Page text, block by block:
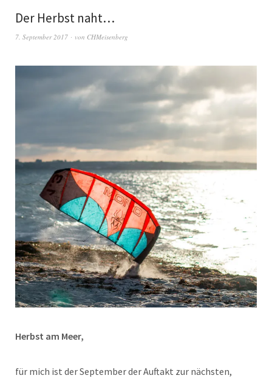
Der Herbst naht…
7. September 2017 von CHMeisenberg
Herbst am Meer,
für mich ist der September der Auftakt zur nächsten,